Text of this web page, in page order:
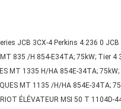
JCB 3CX-4 Perkins 4.236 0
835 /H 854-E34TA; 75kW; Tier
MT 1335 H/HA 854E-34TA;
MT 1135 /H/HA 854E-34TA;
ÉLÉVATEUR MSI 50 T 1104D-